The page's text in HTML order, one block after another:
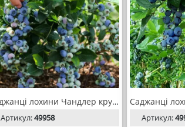
Саджанці лохини Чандлер крупноміри С10/Н80-100
Артикул:49958 Артикул: